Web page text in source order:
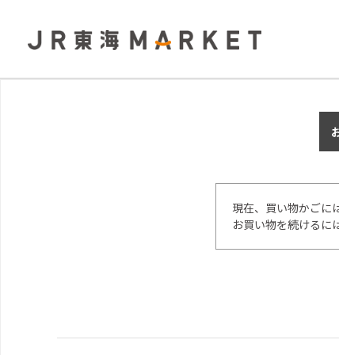
現在、買い物かごに
お買い物を続けるに